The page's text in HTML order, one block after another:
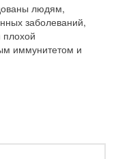
людям,
заболеваний,
иммунитетом и